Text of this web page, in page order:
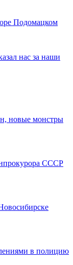
Подомацком
нас за наши
новые монстры
СССР
в полицию